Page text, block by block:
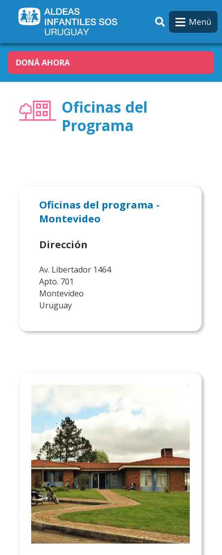
Menú
DONÁ AHORA
Oficinas del
Programa
Oficinas del programa -
Montevideo
Dirección
Av. Libertador 1464
Apto. 701
Montevideo
Uruguay